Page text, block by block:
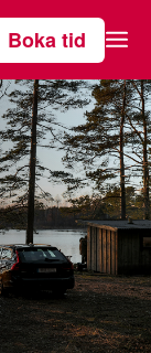
Boka tid